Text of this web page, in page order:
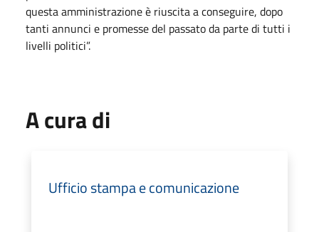
questa amministrazione è riuscita a conseguire, dopo
tanti annunci e promesse del passato da parte di tutti i
livelli politici”.
A cura di
Ufficio stampa e comunicazione